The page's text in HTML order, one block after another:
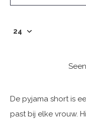
De pyjama short is
past bij elke vrouw.